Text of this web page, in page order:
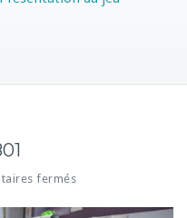
fermés
r